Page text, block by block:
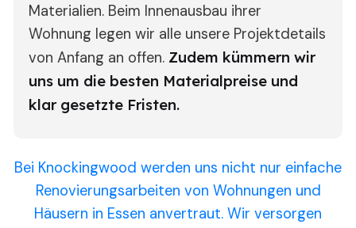
Materialien. Beim Innenausbau ihrer
Wohnung legen wir alle unsere Projektdetails
von Anfang an offen. Zudem kümmern wir
uns um die besten Materialpreise und
klar gesetzte Fristen.
Bei Knockingwood werden uns nicht nur einfache
Renovierungsarbeiten von Wohnungen und
Häusern in Essen anvertraut. Wir versorgen